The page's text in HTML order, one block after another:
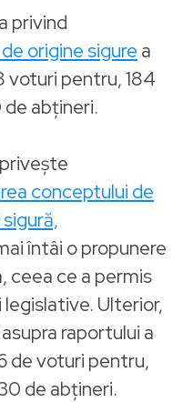
privind
origine sigure a
pentru, 184
abțineri.
conceptului de
întâi o propunere
ceea ce a permis
Ulterior,
raportului a
de voturi pentru,
de abțineri.